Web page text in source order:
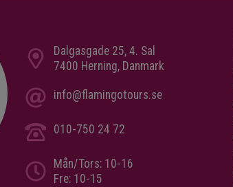
Dalgasgade 25, 4. Sal
7400 Herning, Danmark
info@flamingotours.se
010-750 24 72
Mån/Tors: 10-16
Fre: 10-15